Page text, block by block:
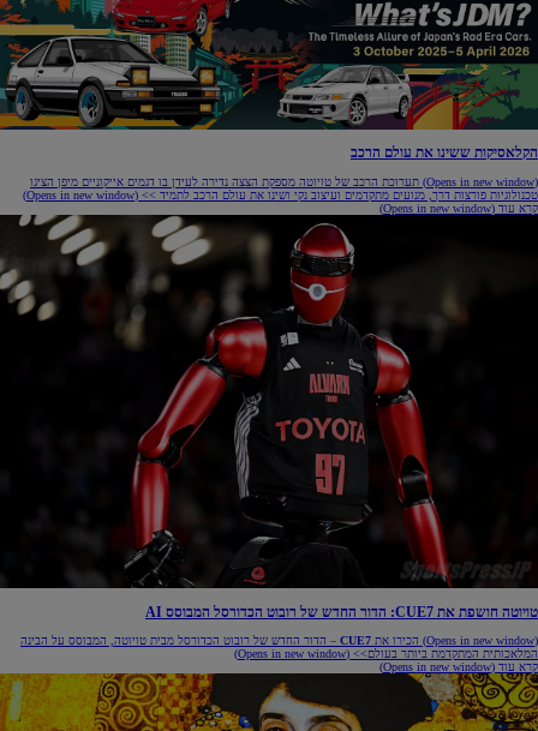
הקלאסיקות ששינו את עולם הרכב
(Opens in new window)
תערוכת הרכב של טויוטה מספקת הצצה נדירה לעידן בו דגמים אייקוניים מיפן הציגו
טכנולוגיות פורצות דרך, מנועים מתקדמים ועיצוב נקי ושינו את עולם הרכב לתמיד >> (Opens in new window)
קרא עוד (Opens in new window)
טויוטה חושפת את CUE7: הדור החדש של רובוט הכדורסל המבוסס AI
(Opens in new window) הכירו את CUE7 – הדור החדש של רובוט הכדורסל מבית טויוטה, המבוסס על הבינה
המלאכותית המתקדמת ביותר בעולם>> (Opens in new window)
קרא עוד (Opens in new window)